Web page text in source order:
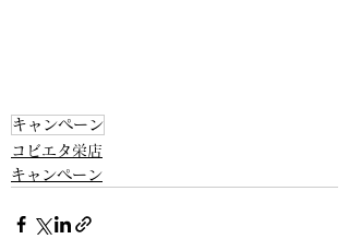
キャンペーン
コビエタ栄店
キャンペーン